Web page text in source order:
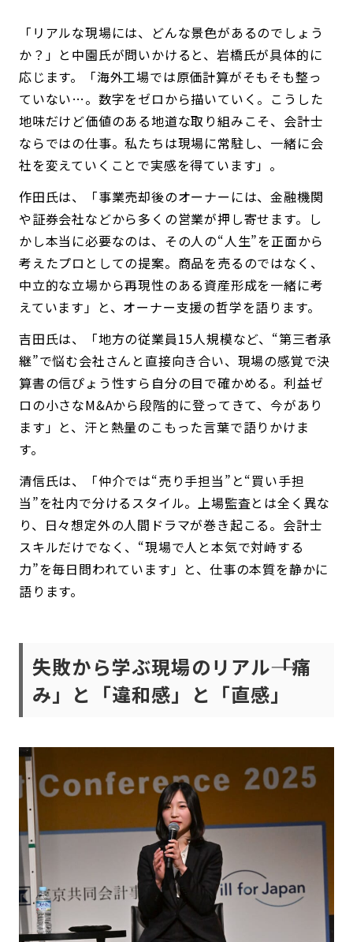
「リアルな現場には、どんな景色があるのでしょう
か？」と中園氏が問いかけると、岩橋氏が具体的に
応じます。「海外工場では原価計算がそもそも整っ
ていない…。数字をゼロから描いていく。こうした
地味だけど価値のある地道な取り組みこそ、会計士
ならではの仕事。私たちは現場に常駐し、一緒に会
社を変えていくことで実感を得ています」。
作田氏は、「事業売却後のオーナーには、金融機関
や証券会社などから多くの営業が押し寄せます。し
かし本当に必要なのは、その人の“人生”を正面から
考えたプロとしての提案。商品を売るのではなく、
中立的な立場から再現性のある資産形成を一緒に考
えています」と、オーナー支援の哲学を語ります。
吉田氏は、「地方の従業員15人規模など、“第三者承
継”で悩む会社さんと直接向き合い、現場の感覚で決
算書の信ぴょう性すら自分の目で確かめる。利益ゼ
ロの小さなM&Aから段階的に登ってきて、今があり
ます」と、汗と熱量のこもった言葉で語りかけま
す。
清信氏は、「仲介では“売り手担当”と“買い手担
当”を社内で分けるスタイル。上場監査とは全く異な
り、日々想定外の人間ドラマが巻き起こる。会計士
スキルだけでなく、“現場で人と本気で対峙する
力”を毎日問われています」と、仕事の本質を静かに
語ります。
失敗から学ぶ現場のリアル――「痛
み」と「違和感」と「直感」